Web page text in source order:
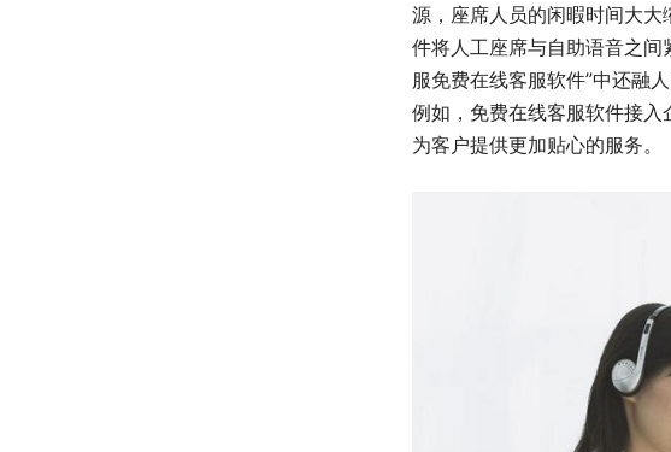
源，座席人员的闲暇时间大
件将人工座席与自助语音之间
服免费在线客服软件”中还融
例如，免费在线客服软件接入
为客户提供更加贴心的服务。